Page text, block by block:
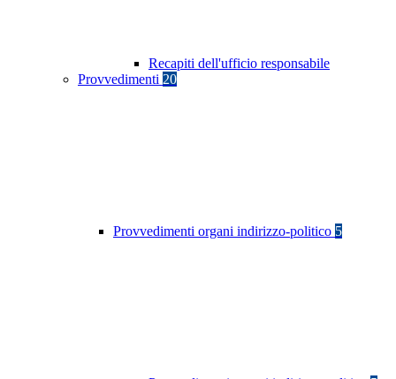
Recapiti dell'ufficio responsabile
Provvedimenti 20
Provvedimenti organi indirizzo-politico 5